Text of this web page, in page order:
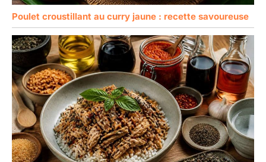
Poulet croustillant au curry jaune : recette savoureuse